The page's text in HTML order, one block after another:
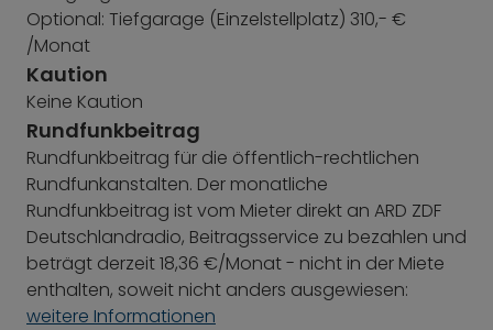
Optional: Tiefgarage (Einzelstellplatz) 310,- €
/Monat
Kaution
Keine Kaution
Rundfunkbeitrag
Rundfunkbeitrag für die öffentlich-rechtlichen
Rundfunkanstalten. Der monatliche
Rundfunkbeitrag ist vom Mieter direkt an ARD ZDF
Deutschlandradio, Beitragsservice zu bezahlen und
beträgt derzeit 18,36 €/Monat - nicht in der Miete
enthalten, soweit nicht anders ausgewiesen:
weitere Informationen